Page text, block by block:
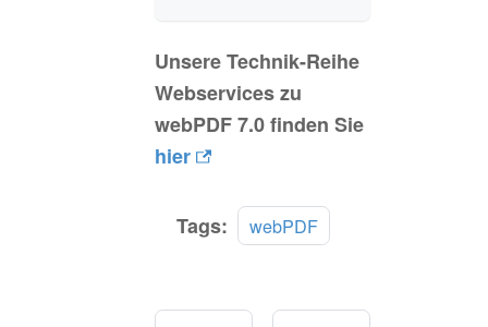
Unsere Technik-Reihe
Webservices zu
webPDF 7.0 finden Sie
hier
Tags: webPDF